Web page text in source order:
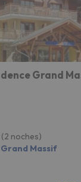
Grand
(2 noches)
Grand Massif